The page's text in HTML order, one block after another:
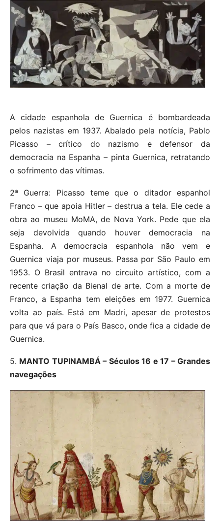
A cidade espanhola de Guernica é bombardeada
pelos nazistas em 1937. Abalado pela notícia, Pablo
Picasso – crítico do nazismo e defensor da
democracia na Espanha – pinta Guernica, retratando
o sofrimento das vítimas.
2ª Guerra: Picasso teme que o ditador espanhol
Franco – que apoia Hitler – destrua a tela. Ele cede a
obra ao museu MoMA, de Nova York. Pede que ela
seja devolvida quando houver democracia na
Espanha. A democracia espanhola não vem e
Guernica viaja por museus. Passa por São Paulo em
1953. O Brasil entrava no circuito artístico, com a
recente criação da Bienal de arte. Com a morte de
Franco, a Espanha tem eleições em 1977. Guernica
volta ao país. Está em Madri, apesar de protestos
para que vá para o País Basco, onde fica a cidade de
Guernica.
5. MANTO TUPINAMBÁ – Séculos 16 e 17 – Grandes
navegações